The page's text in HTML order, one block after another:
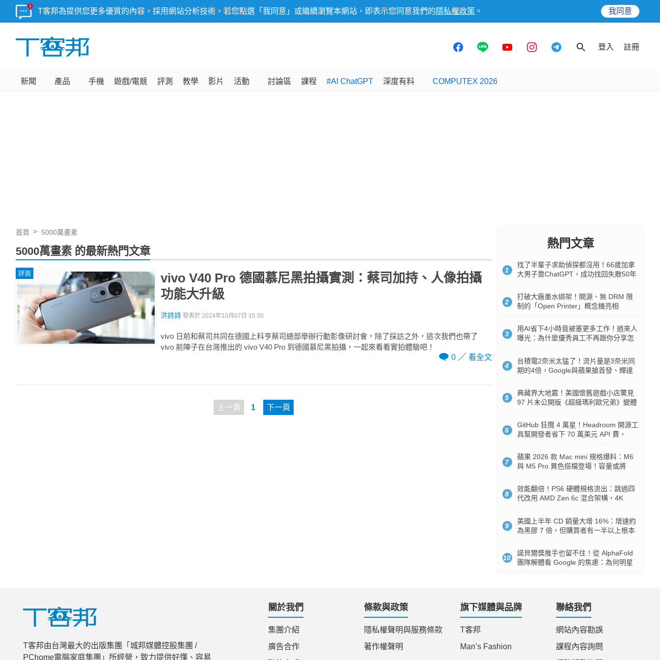
T客邦為提供您更多優質的內容，採用網站分析技術，若您點選「我同意」或繼續瀏覽本網站，即表示您同意我們的 隱私權政策 。 我同意
登入 註冊
新聞 產品 手機 遊戲/電競 評測 教學 影片 活動 討論區 課程 #AI ChatGPT 深度有料 COMPUTEX 2026
首頁 5000萬畫素
5000萬畫素 的最新熱門文章
評測
vivo V40 Pro 德國慕尼黑拍攝實測：蔡司加持、人像拍攝
功能大升級
洪詩詩 發表於 2024年10月07日 15:30
vivo 日前和蔡司共同在德國上科亨蔡司總部舉辦行動影像研討會，除了採訪之外，這次我們也帶了
vivo 前陣子在台灣推出的 vivo V40 Pro 到德國慕尼黑拍攝，一起來看看實拍體驗吧！
0
看全文
上一頁 1 下一頁
熱門文章
1
找了半輩子求助偵探都沒用！66歲加拿
大男子靠ChatGPT，成功找回失散50年
2
打破大廠墨水綁架！開源、無 DRM 限
制的「Open Printer」概念機亮相
3
用AI省下4小時竟被塞更多工作！過來人
曝光：為什麼優秀員工不再跟你分享怎
4
台積電2奈米太猛了！流片量是3奈米同
期的4倍，Google與蘋果搶首發、輝達
5
典藏界大地震！美國懷舊遊戲小店驚見
97 片未公開版《超級瑪利歐兄弟》變體
6
GitHub 狂攬 4 萬星！Headroom 開源工
具幫開發者省下 70 萬美元 API 費，
7
蘋果 2026 款 Mac mini 規格爆料：M6
與 M5 Pro 異色搭檔登場！容量或將
8
效能翻倍！PS6 硬體規格流出：跳過四
代改用 AMD Zen 6c 混合架構，4K
9
美國上半年 CD 銷量大增 16%：增速約
為黑膠 7 倍，但購買者有一半以上根本
10
諾貝爾獎推手也留不住！從 AlphaFold
團隊解體看 Google 的焦慮：為何明星
T客邦由台灣最大的出版集團「城邦媒體控股集團 /
PChome電腦家庭集團」所經營，致力提供好懂、容易
關於我們
集團介紹
廣告合作
條款與政策
隱私權聲明與服務條款
著作權聲明
旗下媒體與品牌
T客邦
Man’s Fashion
聯絡我們
網站內容勘誤
課程內容詢問